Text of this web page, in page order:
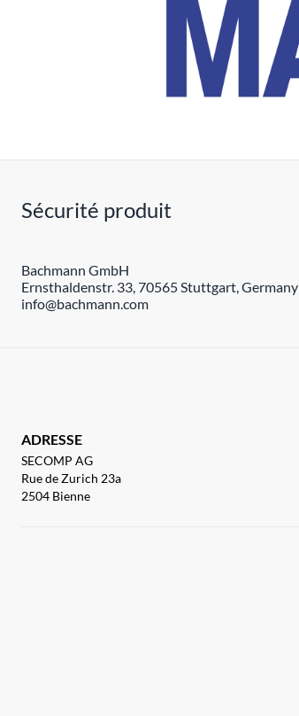
Sécurité produit
Bachmann GmbH
Ernsthaldenstr. 33, 70565 Stuttgart, Germany
info@bachmann.com
ADRESSE
SECOMP AG
Rue de Zurich 23a
2504 Bienne